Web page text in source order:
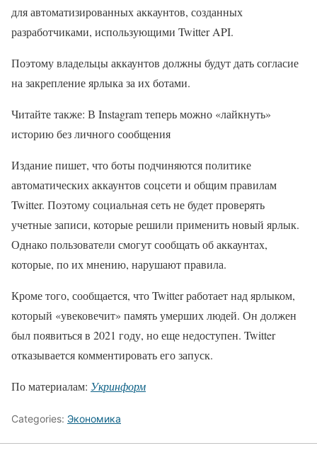
для автоматизированных аккаунтов, созданных
разработчиками, использующими Twitter API.
Поэтому владельцы аккаунтов должны будут дать согласие
на закрепление ярлыка за их ботами.
Читайте также: В Instagram теперь можно «лайкнуть»
историю без личного сообщения
Издание пишет, что боты подчиняются политике
автоматических аккаунтов соцсети и общим правилам
Twitter. Поэтому социальная сеть не будет проверять
учетные записи, которые решили применить новый ярлык.
Однако пользователи смогут сообщать об аккаунтах,
которые, по их мнению, нарушают правила.
Кроме того, сообщается, что Twitter работает над ярлыком,
который «увековечит» память умерших людей. Он должен
был появиться в 2021 году, но еще недоступен. Twitter
отказывается комментировать его запуск.
По материалам: Укринформ
Categories: Экономика